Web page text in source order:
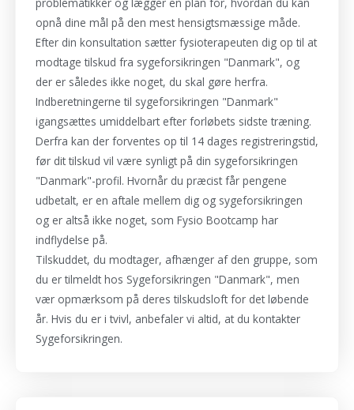
opnå dine mål på den mest hensigtsmæssige måde.
Efter din konsultation sætter fysioterapeuten dig op til at
modtage tilskud fra sygeforsikringen "Danmark", og
der er således ikke noget, du skal gøre herfra.
Indberetningerne til sygeforsikringen "Danmark"
igangsættes umiddelbart efter forløbets sidste træning.
Derfra kan der forventes op til 14 dages registreringstid,
før dit tilskud vil være synligt på din sygeforsikringen
"Danmark"-profil. Hvornår du præcist får pengene
udbetalt, er en aftale mellem dig og sygeforsikringen
og er altså ikke noget, som Fysio Bootcamp har
indflydelse på.
Tilskuddet, du modtager, afhænger af den gruppe, som
du er tilmeldt hos Sygeforsikringen "Danmark", men
vær opmærksom på deres tilskudsloft for det løbende
år. Hvis du er i tvivl, anbefaler vi altid, at du kontakter
Sygeforsikringen.